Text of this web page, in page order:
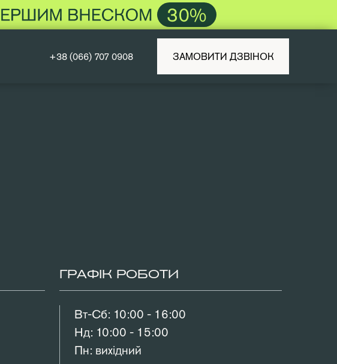
+38 (066) 707 0908 ЗАМОВИТИ ДЗВІНОК
ГРАФІК РОБОТИ
Вт-Сб: 10:00 - 16:00
Нд: 10:00 - 15:00
Пн: вихідний